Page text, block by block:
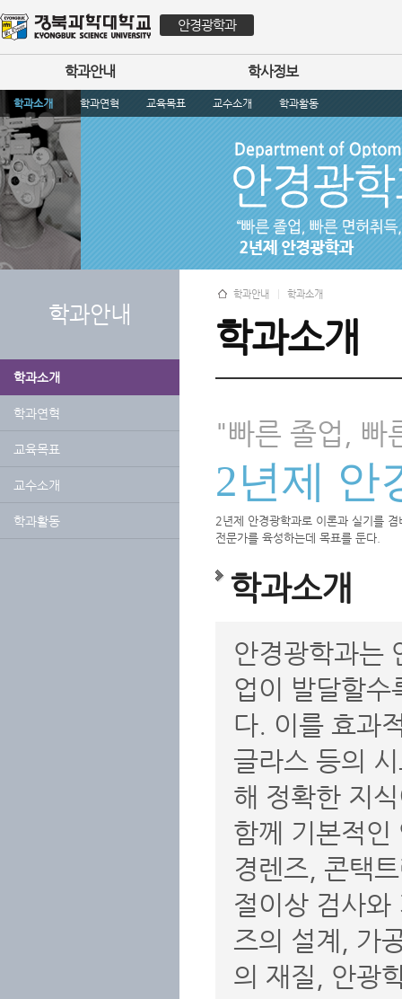
안경광학과
학과안내
학과소개 학과연혁 교육목표 교수소개 학과활동
학사정보
학과안내
학과소개
학과연혁
교육목표
교수소개
학과활동
학과안내 학과소개
학과소개
"빠른 졸업, 빠
2년제 안
2년제 안경광학과로 이론과 실기를
전문가를 육성하는데 목표를 둔다.
학과소개
안경광학과는
업이 발달할수
다. 이를 효과
글라스 등의
해 정확한 지
함께 기본적인
경렌즈, 콘택
절이상 검사
즈의 설계, 가
의 재질, 안광